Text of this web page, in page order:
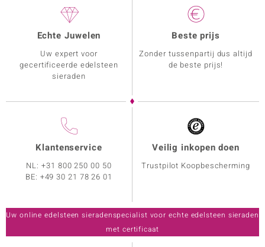
Echte Juwelen
Uw expert voor
gecertificeerde edelsteen
sieraden
Beste prijs
Zonder tussenpartij dus altijd
de beste prijs!
Klantenservice
NL:+31 800 250 00 50
BE: +49 30 21 78 26 01
Veilig inkopen doen
Trustpilot Koopbescherming
Uw online edelsteen sieradenspecialist voor echte edelsteen sieraden
met certificaat